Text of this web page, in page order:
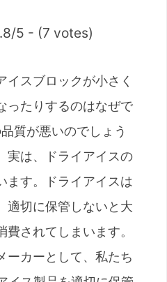
5 - (7 votes)
イスブロックが小さく
ったりするのはなぜで
質が悪いのでしょう
実は、ドライアイスの
ます。ドライアイスは
適切に保管しないと大
されてしまいます。
ーカーとして、私たち